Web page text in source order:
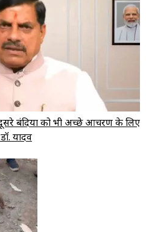
दूसरे बंदियों को भी अच्छे आचरण के लिए
यादव